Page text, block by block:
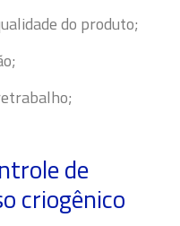
do produto;
de
criogênico